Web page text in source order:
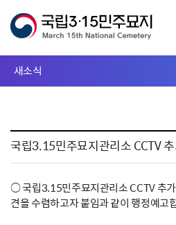
새소식
국립3.15민주묘지관리소 CCTV
○ 국립3.15민주묘지관리소 CCTV 추
견을 수렴하고자 붙임과 같이 행정예고